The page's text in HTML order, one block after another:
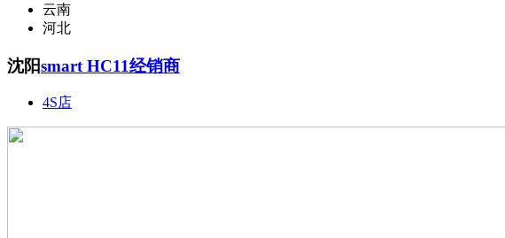
云南
河北
沈阳smart HC11经销商
4S店